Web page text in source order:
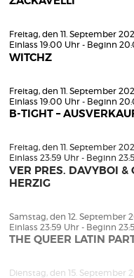
Freitag, den 11. September
Einlass 19:00 Uhr - Beginn
WITCHZ
Freitag, den 11. September
Einlass 19:00 Uhr - Beginn
B-TIGHT –
Freitag, den 11. September
Einlass 23:59 Uhr - Beginn
VER PRES. DAVYBOI &
HERZIG
Samstag, den 12. September
Einlass 23:59 Uhr - Beginn
THE QUEER LATIN
Dienstag, den 15. September